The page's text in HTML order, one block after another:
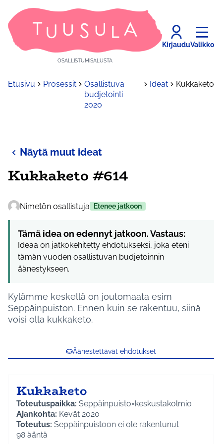
OSALLISTUMISALUSTA
KirjauduValikko
Etusivu Prosessit
Osallistuva
budjetointi
2020
Ideat Kukkaketo
Näytä muut ideat
Kukkaketo #614
Nimetön osallistuja Etenee jatkoon
Tämä idea on edennyt jatkoon. Vastaus:
Ideaa on jatkokehitetty ehdotukseksi, joka eteni
tämän vuoden osallistuvan budjetoinnin
äänestykseen.
Kylämme keskellä on joutomaata esim
Seppäinpuiston. Ennen kuin se rakentuu, siinä
voisi olla kukkaketo.
Äänestettävät ehdotukset
Kukkaketo
Toteutuspaikka: Seppäinpuisto=keskustakolmio
Ajankohta: Kevät 2020
Toteutus: Seppäinpuistoon ei ole rakentunut
asuntoja, ennen rakentamista kaunistuisi
98 ääntä